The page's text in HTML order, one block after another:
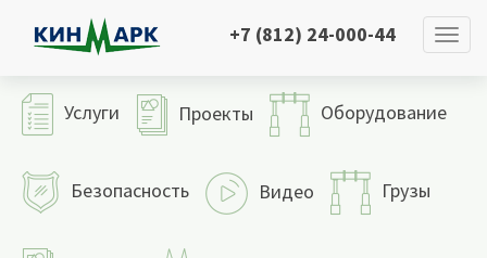
+7 (812) 24-000-44
Услуги Проекты Оборудование
Безопасность Видео Грузы